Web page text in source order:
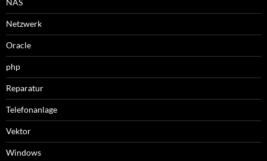
NAS
Netzwerk
Oracle
php
Reparatur
Telefonanlage
Vektor
Windows